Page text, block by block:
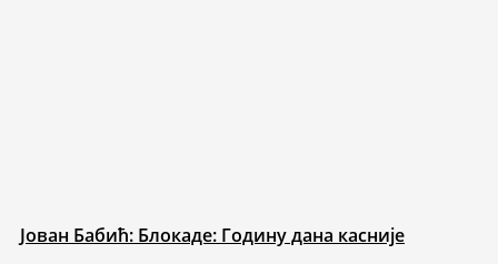
Јован Бабић: Блокаде: Годину дана касније